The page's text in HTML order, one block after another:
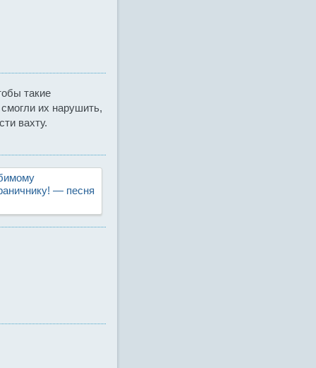
такие
их нарушить,
вахту.
— песня